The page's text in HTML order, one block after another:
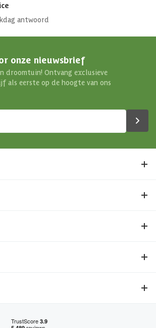
antwoord
onze nieuwsbrief
droomtuin! Ontvang exclusieve
als eerste op de hoogte van ons